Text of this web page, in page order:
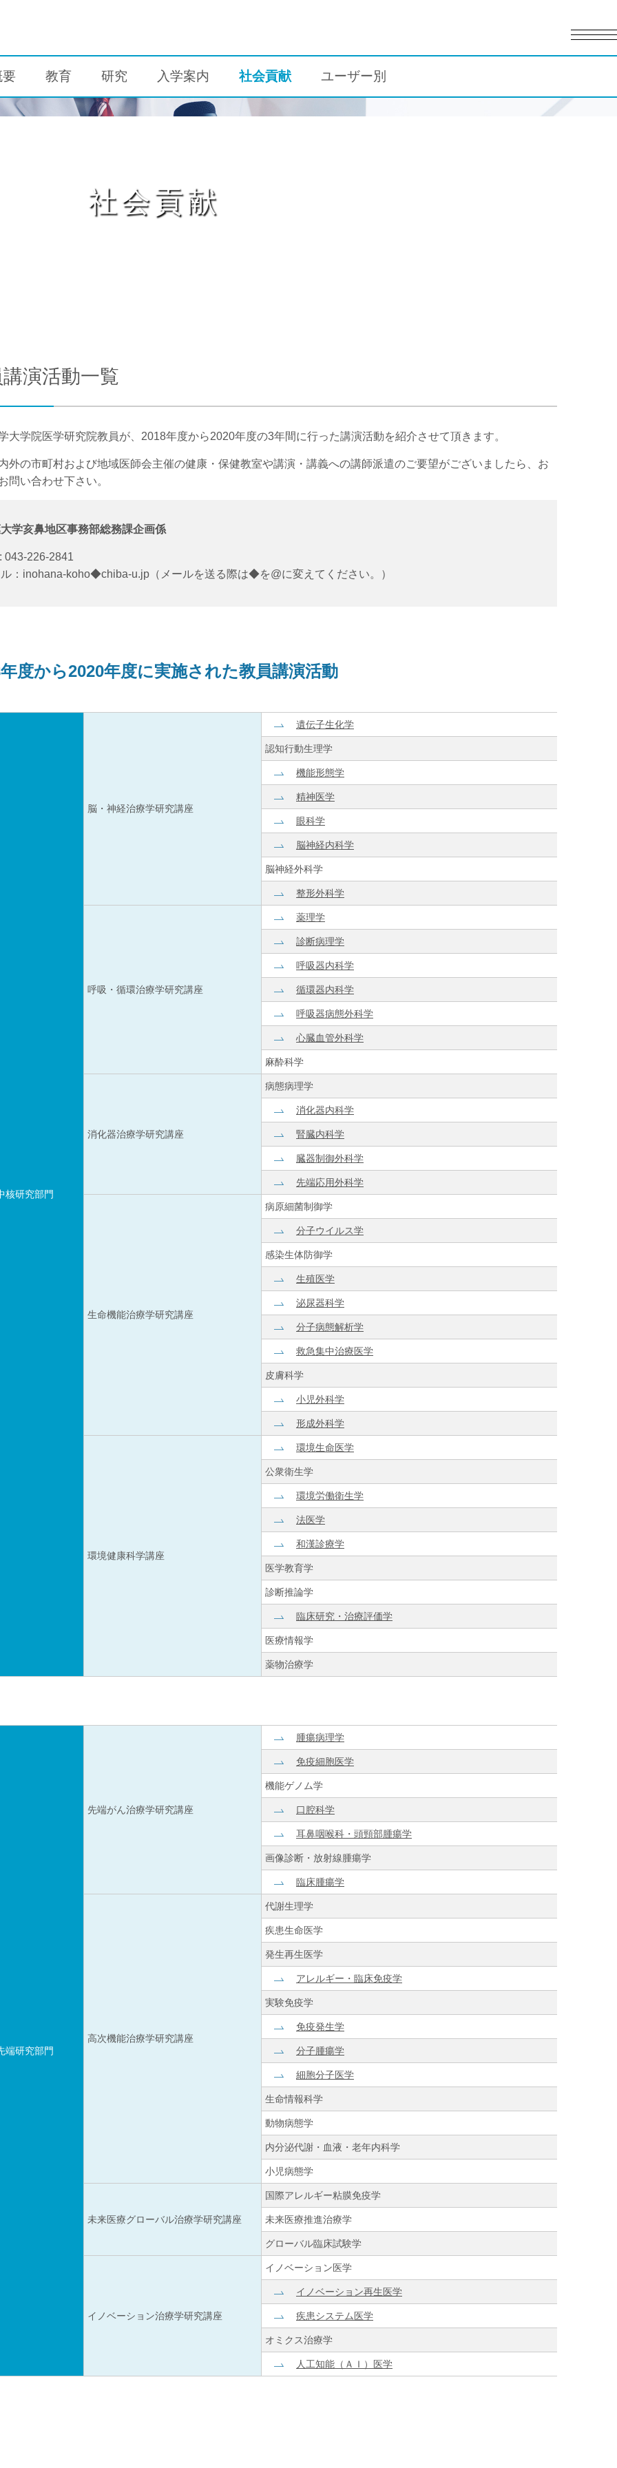
わせ 交通アクセス
教育 研究 入学案内 社会貢献 ユーザー別
社会貢献
演活動一覧
大学院医学研究院教員が、2018年度から2020年度の3年間に行った講演活動を紹介させて頂きます。
外の市町村および地域医師会主催の健康・保健教室や講演・講義への講師派遣のご要望がございましたら、お
問い合わせ下さい。
学亥鼻地区事務部総務課企画係
043-226-2841
：inohana-koho◆chiba-u.jp（メールを送る際は◆を@に変えてください。）
度から2020年度に実施された教員講演活動
核研究部門
脳・神経治療学研究講座
遺伝子生化学
認知行動生理学
機能形態学
精神医学
眼科学
脳神経内科学
脳神経外科学
整形外科学
呼吸・循環治療学研究講座
薬理学
診断病理学
呼吸器内科学
循環器内科学
呼吸器病態外科学
心臓血管外科学
麻酔科学
消化器治療学研究講座
病態病理学
消化器内科学
腎臓内科学
臓器制御外科学
先端応用外科学
生命機能治療学研究講座
病原細菌制御学
分子ウイルス学
感染生体防御学
生殖医学
泌尿器科学
分子病態解析学
救急集中治療医学
皮膚科学
小児外科学
形成外科学
環境健康科学講座
環境生命医学
公衆衛生学
環境労働衛生学
法医学
和漢診療学
医学教育学
診断推論学
臨床研究・治療評価学
医療情報学
薬物治療学
端研究部門
先端がん治療学研究講座
腫瘍病理学
免疫細胞医学
機能ゲノム学
口腔科学
耳鼻咽喉科・頭頸部腫瘍学
画像診断・放射線腫瘍学
臨床腫瘍学
高次機能治療学研究講座
代謝生理学
疾患生命医学
発生再生医学
アレルギー・臨床免疫学
実験免疫学
免疫発生学
分子腫瘍学
細胞分子医学
生命情報科学
動物病態学
内分泌代謝・血液・老年内科学
小児病態学
未来医療グローバル治療学研究講座
国際アレルギー粘膜免疫学
未来医療推進治療学
グローバル臨床試験学
イノベーション治療学研究講座
イノベーション医学
イノベーション再生医学
疾患システム医学
オミクス治療学
人工知能（ＡＩ）医学